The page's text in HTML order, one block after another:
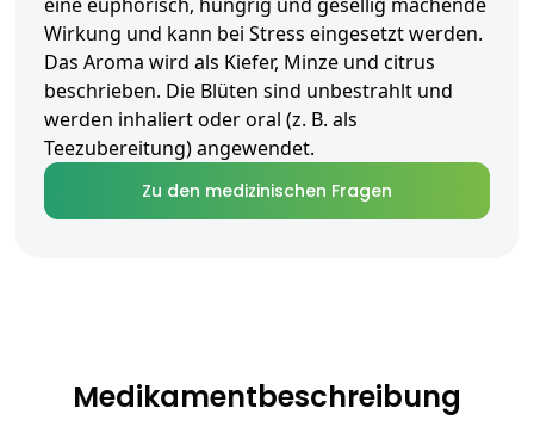
Wirkung und kann bei Stress eingesetzt werden.
Das Aroma wird als Kiefer, Minze und citrus
beschrieben. Die Blüten sind unbestrahlt und
werden inhaliert oder oral (z. B. als
Teezubereitung) angewendet.
Zu den medizinischen Fragen
Medikamentbeschreibung